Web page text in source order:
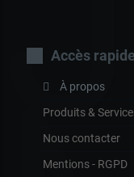
Accès rapide
À propos
Produits &
Nous contacter
Mentions - RGPD